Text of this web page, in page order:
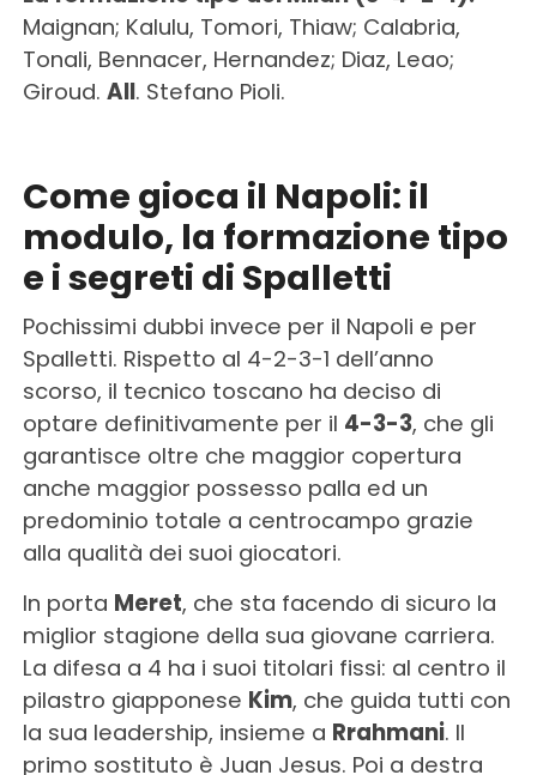
Maignan; Kalulu, Tomori, Thiaw; Calabria,
Tonali, Bennacer, Hernandez; Diaz, Leao;
Giroud. All. Stefano Pioli.
Come gioca il Napoli: il
modulo, la formazione tipo
e i segreti di Spalletti
Pochissimi dubbi invece per il Napoli e per
Spalletti. Rispetto al 4-2-3-1 dell’anno
scorso, il tecnico toscano ha deciso di
optare definitivamente per il 4-3-3, che gli
garantisce oltre che maggior copertura
anche maggior possesso palla ed un
predominio totale a centrocampo grazie
alla qualità dei suoi giocatori.
In porta Meret, che sta facendo di sicuro la
miglior stagione della sua giovane carriera.
La difesa a 4 ha i suoi titolari fissi: al centro il
pilastro giapponese Kim, che guida tutti con
la sua leadership, insieme a Rrahmani. Il
primo sostituto è Juan Jesus. Poi a destra